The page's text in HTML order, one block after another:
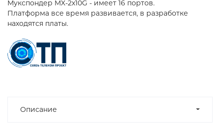
Мукспондер MX-2x10G - имеет 16 портов.
Платформа все время развивается, в разработке
находятся платы.
Описание